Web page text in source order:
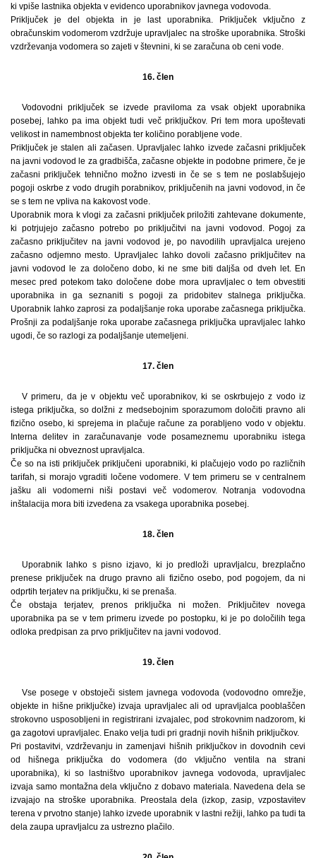
ki vpiše lastnika objekta v evidenco uporabnikov javnega vodovoda.
Priključek je del objekta in je last uporabnika. Priključek vključno z
obračunskim vodomerom vzdržuje upravljalec na stroške uporabnika. Stroški
vzdrževanja vodomera so zajeti v števnini, ki se zaračuna ob ceni vode.
16. člen
Vodovodni priključek se izvede praviloma za vsak objekt uporabnika
posebej, lahko pa ima objekt tudi več priključkov. Pri tem mora upoštevati
velikost in namembnost objekta ter količino porabljene vode.
Priključek je stalen ali začasen. Upravljalec lahko izvede začasni priključek
na javni vodovod le za gradbišča, začasne objekte in podobne primere, če je
začasni priključek tehnično možno izvesti in če se s tem ne poslabšujejo
pogoji oskrbe z vodo drugih porabnikov, priključenih na javni vodovod, in če
se s tem ne vpliva na kakovost vode.
Uporabnik mora k vlogi za začasni priključek priložiti zahtevane dokumente,
ki potrjujejo začasno potrebo po priključitvi na javni vodovod. Pogoj za
začasno priključitev na javni vodovod je, po navodilih upravljalca urejeno
začasno odjemno mesto. Upravljalec lahko dovoli začasno priključitev na
javni vodovod le za določeno dobo, ki ne sme biti daljša od dveh let. En
mesec pred potekom tako določene dobe mora upravljalec o tem obvestiti
uporabnika in ga seznaniti s pogoji za pridobitev stalnega priključka.
Uporabnik lahko zaprosi za podaljšanje roka uporabe začasnega priključka.
Prošnji za podaljšanje roka uporabe začasnega priključka upravljalec lahko
ugodi, če so razlogi za podaljšanje utemeljeni.
17. člen
V primeru, da je v objektu več uporabnikov, ki se oskrbujejo z vodo iz
istega priključka, so dolžni z medsebojnim sporazumom določiti pravno ali
fizično osebo, ki sprejema in plačuje račune za porabljeno vodo v objektu.
Interna delitev in zaračunavanje vode posameznemu uporabniku istega
priključka ni obveznost upravljalca.
Če so na isti priključek priključeni uporabniki, ki plačujejo vodo po različnih
tarifah, si morajo vgraditi ločene vodomere. V tem primeru se v centralnem
jašku ali vodomerni niši postavi več vodomerov. Notranja vodovodna
inštalacija mora biti izvedena za vsakega uporabnika posebej.
18. člen
Uporabnik lahko s pisno izjavo, ki jo predloži upravljalcu, brezplačno
prenese priključek na drugo pravno ali fizično osebo, pod pogojem, da ni
odprtih terjatev na priključku, ki se prenaša.
Če obstaja terjatev, prenos priključka ni možen. Priključitev novega
uporabnika pa se v tem primeru izvede po postopku, ki je po določilih tega
odloka predpisan za prvo priključitev na javni vodovod.
19. člen
Vse posege v obstoječi sistem javnega vodovoda (vodovodno omrežje,
objekte in hišne priključke) izvaja upravljalec ali od upravljalca pooblaščen
strokovno usposobljeni in registrirani izvajalec, pod strokovnim nadzorom, ki
ga zagotovi upravljalec. Enako velja tudi pri gradnji novih hišnih priključkov.
Pri postavitvi, vzdrževanju in zamenjavi hišnih priključkov in dovodnih cevi
od hišnega priključka do vodomera (do vključno ventila na strani
uporabnika), ki so lastništvo uporabnikov javnega vodovoda, upravljalec
izvaja samo montažna dela vključno z dobavo materiala. Navedena dela se
izvajajo na stroške uporabnika. Preostala dela (izkop, zasip, vzpostavitev
terena v prvotno stanje) lahko izvede uporabnik v lastni režiji, lahko pa tudi ta
dela zaupa upravljalcu za ustrezno plačilo.